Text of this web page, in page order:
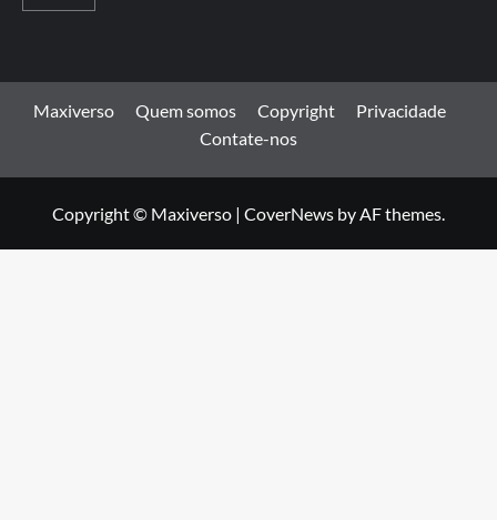
Maxiverso Quem somos Copyright
Privacidade
Contate-nos
Copyright © Maxiverso | CoverNews by AF themes.